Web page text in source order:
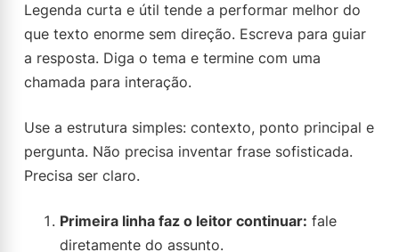
Legenda curta e útil tende a performar melhor do
que texto enorme sem direção. Escreva para guiar
a resposta. Diga o tema e termine com uma
chamada para interação.
Use a estrutura simples: contexto, ponto principal e
pergunta. Não precisa inventar frase sofisticada.
Precisa ser claro.
Primeira linha faz o leitor continuar: fale
diretamente do assunto.